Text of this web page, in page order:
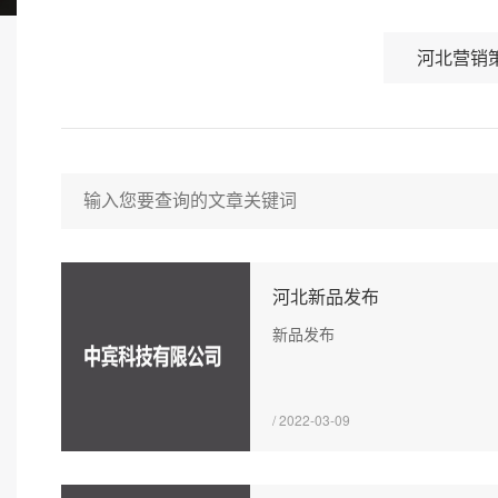
河北营销
河北新品发布
新品发布
/ 2022-03-09